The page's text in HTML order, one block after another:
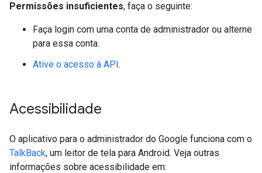
Permissões insuficientes, faça o seguinte:
Faça login com uma conta de administrador ou alterne
para essa conta.
Ative o acesso à API.
Acessibilidade
O aplicativo para o administrador do Google funciona com o
TalkBack, um leitor de tela para Android. Veja outras
informações sobre acessibilidade em: